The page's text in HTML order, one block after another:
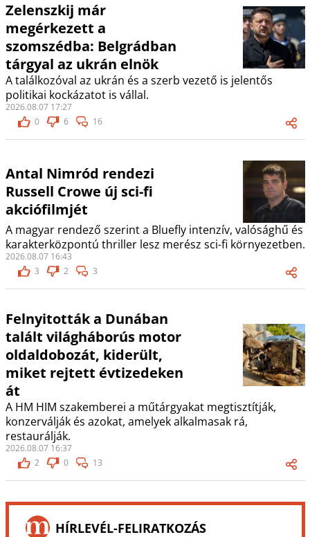
Zelenszkij már
megérkezett a
szomszédba: Belgrádban
tárgyal az ukrán elnök
A találkozóval az ukrán és a szerb vezető is jelentős
politikai kockázatot is vállal.
2026.08.07 17:27
0
6 16
Antal Nimród rendezi
Russell Crowe új sci-fi
akciófilmjét
A magyar rendező szerint a Bluefly intenzív, valósághű és
karakterközpontú thriller lesz merész sci-fi környezetben.
2026.08.07 16:43
3
2 3
Felnyitották a Dunában
talált világháborús motor
oldaldobozát, kiderült,
miket rejtett évtizedeken
át
A HM HIM szakemberei a műtárgyakat megtisztítják,
konzerválják és azokat, amelyek alkalmasak rá,
restaurálják.
2026.08.07 16:37
2
0 13
HÍRLEVÉL-FELIRATKOZÁS